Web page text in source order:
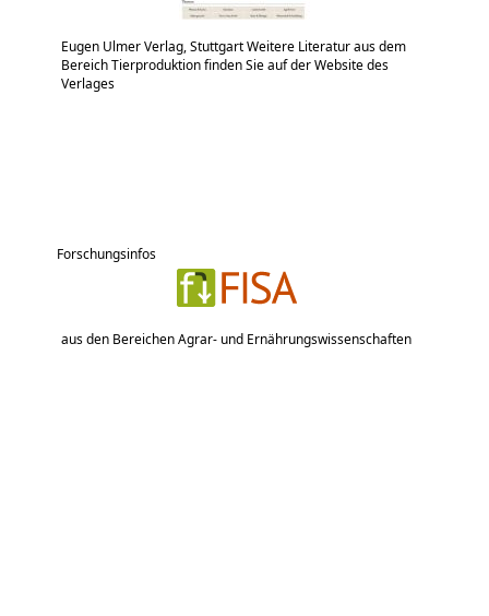
Eugen Ulmer Verlag, Stuttgart Weitere Literatur aus dem
Bereich Tierproduktion finden Sie auf der Website des
Verlages
Forschungsinfos
aus den Bereichen Agrar- und Ernährungswissenschaften